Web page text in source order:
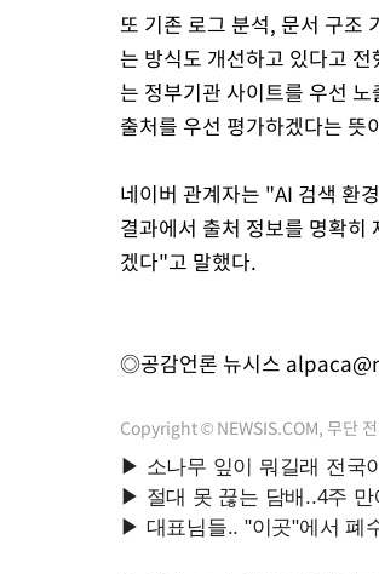
또 기존 로그 분석, 문서 구조
는 방식도 개선하고 있다고
는 정부기관 사이트를 우선
출처를 우선 평가하겠다는 뜻
네이버 관계자는 "AI 검색 환
결과에서 출처 정보를 명확히
겠다"고 말했다.
◎공감언론 뉴시스
Copyright © NEWSIS.COM, 무단 전